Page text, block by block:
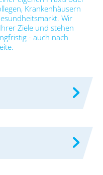
Krankenhäusern
Wir
Ziele und stehen
- auch nach